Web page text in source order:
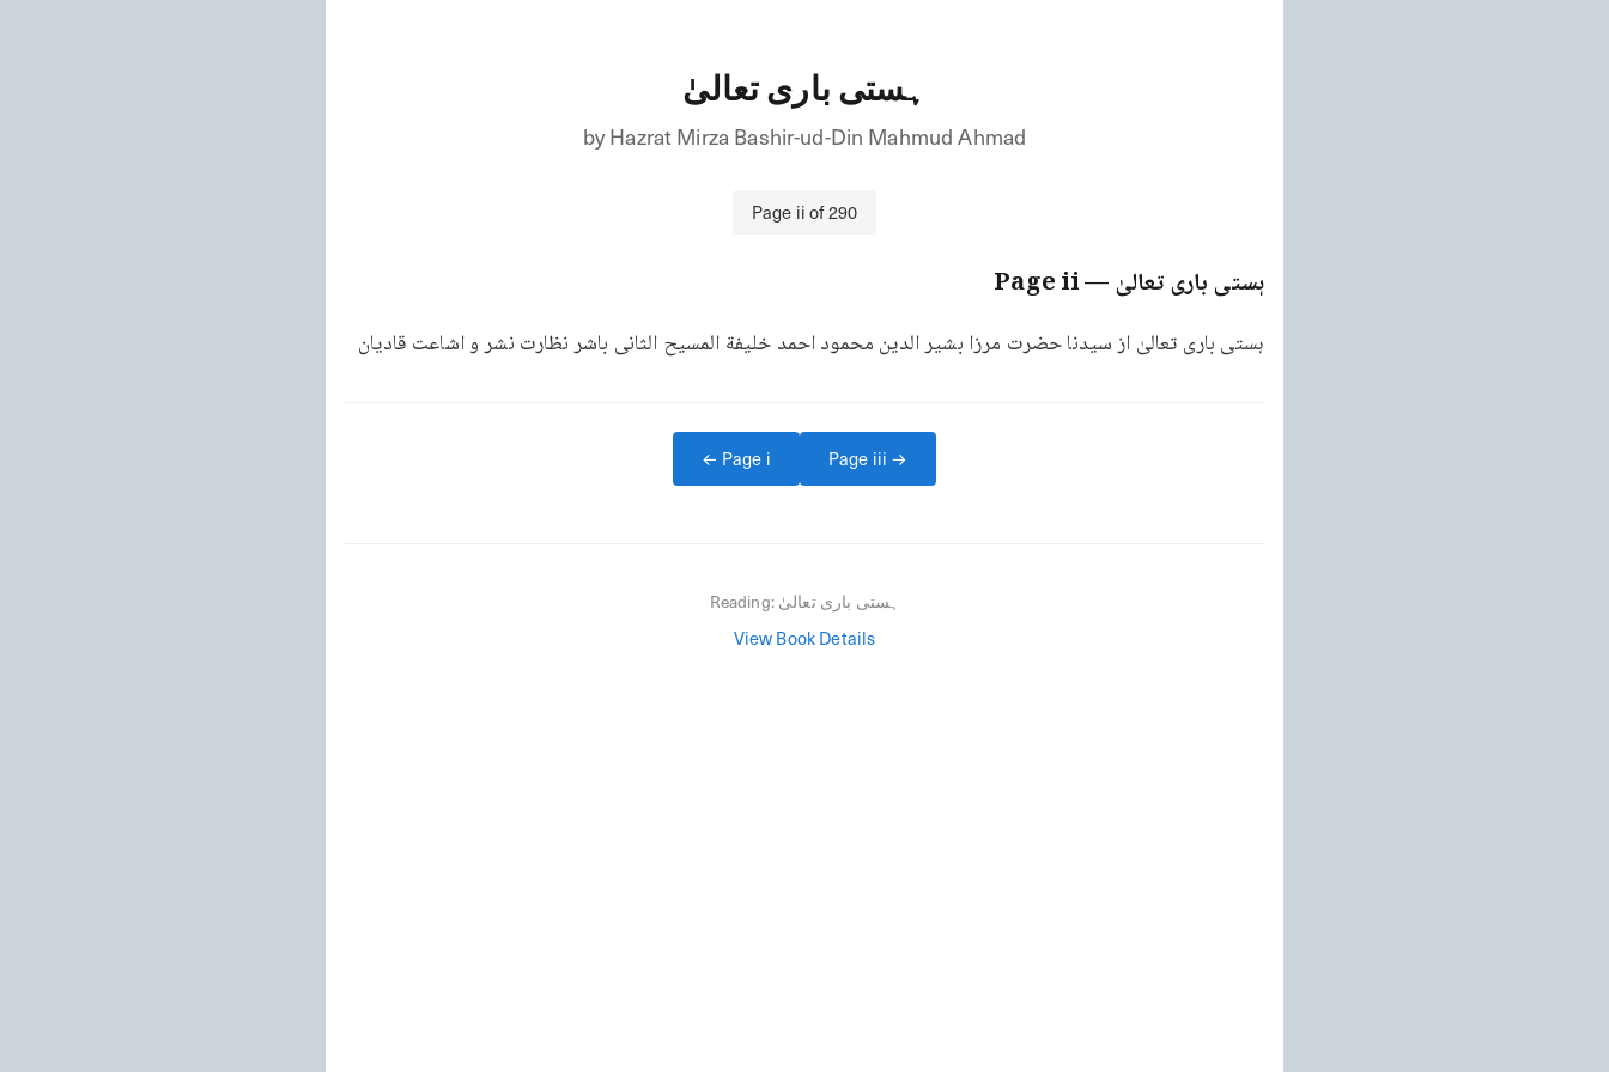
ہستی باری تعالیٰ
byHazrat Mirza Bashir-ud-Din Mahmud Ahmad
Page ii of290
ہستی باری تعالیٰ— Page
ii
ہستی باری تعالیٰ از سیدنا حضرت مرزا بشیر الدین محمود احمد خلیفة المسیح الثانی باشر نظارت نشر و اشاعت قادیان
← Page i Page iii →
Reading: ہستی باری تعالیٰ
View Book Details